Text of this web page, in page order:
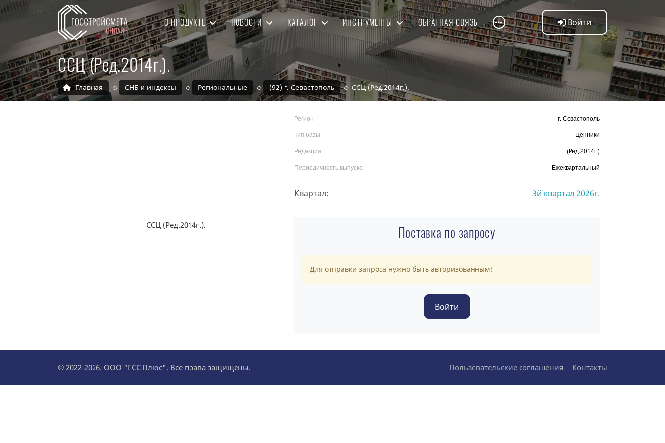
Войти
О ПРОДУКТЕ НОВОСТИ КАТАЛОГ ИНСТРУМЕНТЫ ОБРАТНАЯ СВЯЗЬ
ССЦ (Ред.2014г.).
Главная СНБ и индексы Региональные (92) г. Севастополь ССЦ (Ред.2014г.).
Регион
г. Севастополь
Тип базы
Ценники
Редакция
(Ред.2014г.)
Периодичность выпуска
Ежеквартальный
Квартал: 3й квартал 2026г.
Поставка по запросу
Для отправки запроса нужно быть авторизованным!
© 2022-2026. ООО "ГСС Плюс". Все права защищены. Пользовательские соглашения Контакты